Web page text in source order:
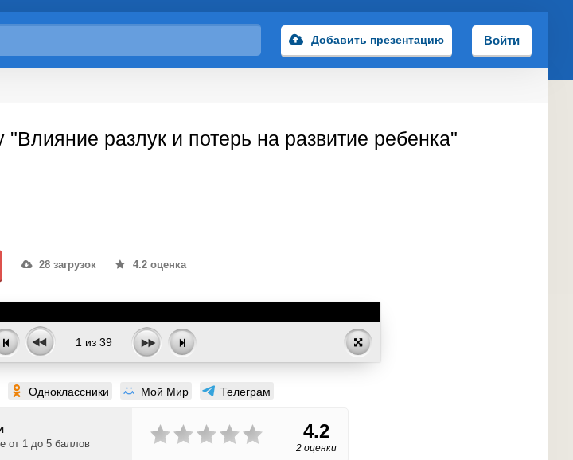
Добавить презентацию Войти
"Влияние разлук и потерь на развитие ребенка"
28 загрузок 4.2 оценка
1 из 39
Одноклассники Мой Мир Телеграм
от 1 до 5 баллов
4.2
2 оценки